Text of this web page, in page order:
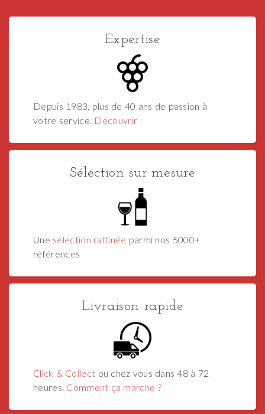
Expertise
Depuis 1983, plus de 40 ans de passion à
votre service. Découvrir
Sélection sur mesure
Une sélection raffinée parmi nos 5000+
références
Livraison rapide
Click & Collect ou chez vous dans 48 à 72
heures. Comment ça marche ?